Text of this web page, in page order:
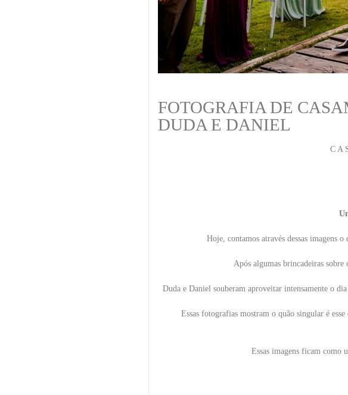
FOTOGRAFIA DE
DUDA E DANIEL
Hoje, contamos através dessas imagens
Após algumas brincadeiras
Duda e Daniel souberam aproveitar intensamente o
Essas fotografias mostram o quão singular é
Essas imagens ficam como